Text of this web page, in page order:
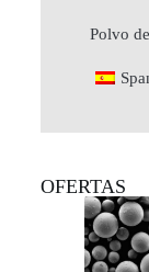
Polvo
OFERTAS